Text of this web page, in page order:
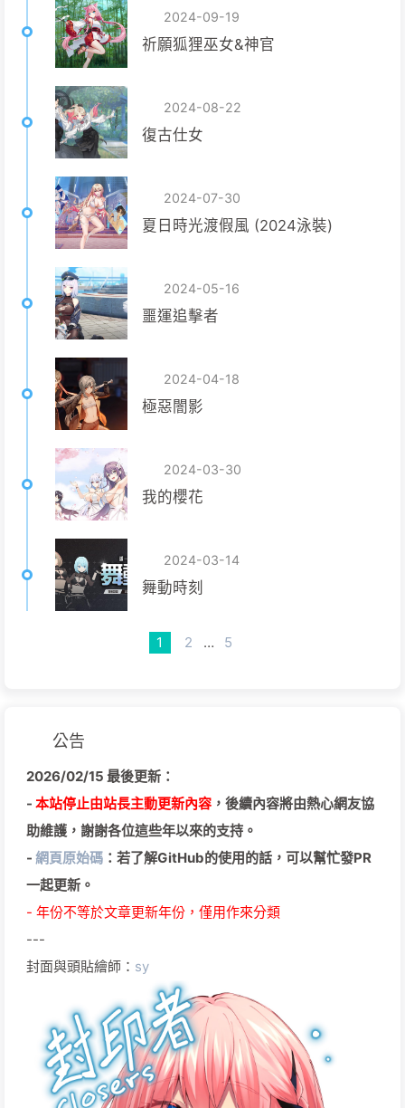
2024-09-19
祈願狐狸巫女&神官
2024-08-22
復古仕女
2024-07-30
夏日時光渡假風 (2024泳裝)
2024-05-16
噩運追擊者
2024-04-18
極惡闇影
2024-03-30
我的櫻花
2024-03-14
舞動時刻
1 2 … 5
公告
2026/02/15 最後更新：
- 本站停止由站長主動更新內容 ，後續內容將由熱心網友協
助維護，謝謝各位這些年以來的支持。
- 網頁原始碼 ：若了解GitHub的使用的話，可以幫忙發PR
一起更新。
- 年份不等於文章更新年份，僅用作來分類
---
封面與頭貼繪師： sy